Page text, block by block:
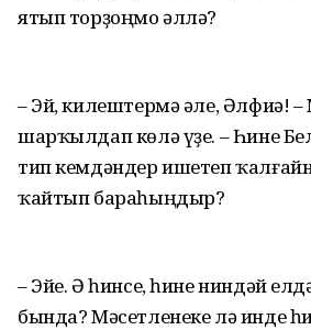
ятып торҙоңмо әллә?
– Эй, килештермә әле, Әлфиә! –
шарҡылдап көлә үҙе. – Һине
тип кемдәндер ишетеп
ҡайтып бараһыңдыр?
– Эйе. Ә һинсе, һине ниндәй
бында? Мәсетленеке лә инде